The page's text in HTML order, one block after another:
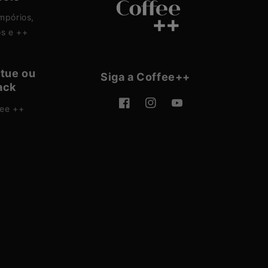
e ++
ou
++
Siga a Coffee++
FacebookInstagramYouTube